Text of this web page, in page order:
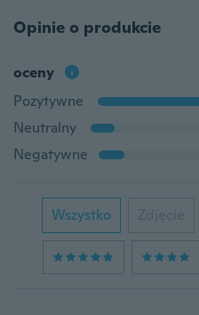
Opinie o produkcie
oceny
Pozytywne
Neutralny
Negatywne
Wszystko Zdjęcie